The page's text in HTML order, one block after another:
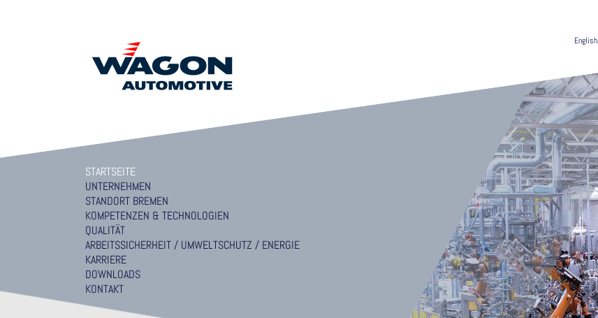
English
STARTSEITE
UNTERNEHMEN
STANDORT BREMEN
KOMPETENZEN & TECHNOLOGIEN
QUALITÄT
ARBEITSSICHERHEIT / UMWELTSCHUTZ / ENERGIE
KARRIERE
DOWNLOADS
KONTAKT